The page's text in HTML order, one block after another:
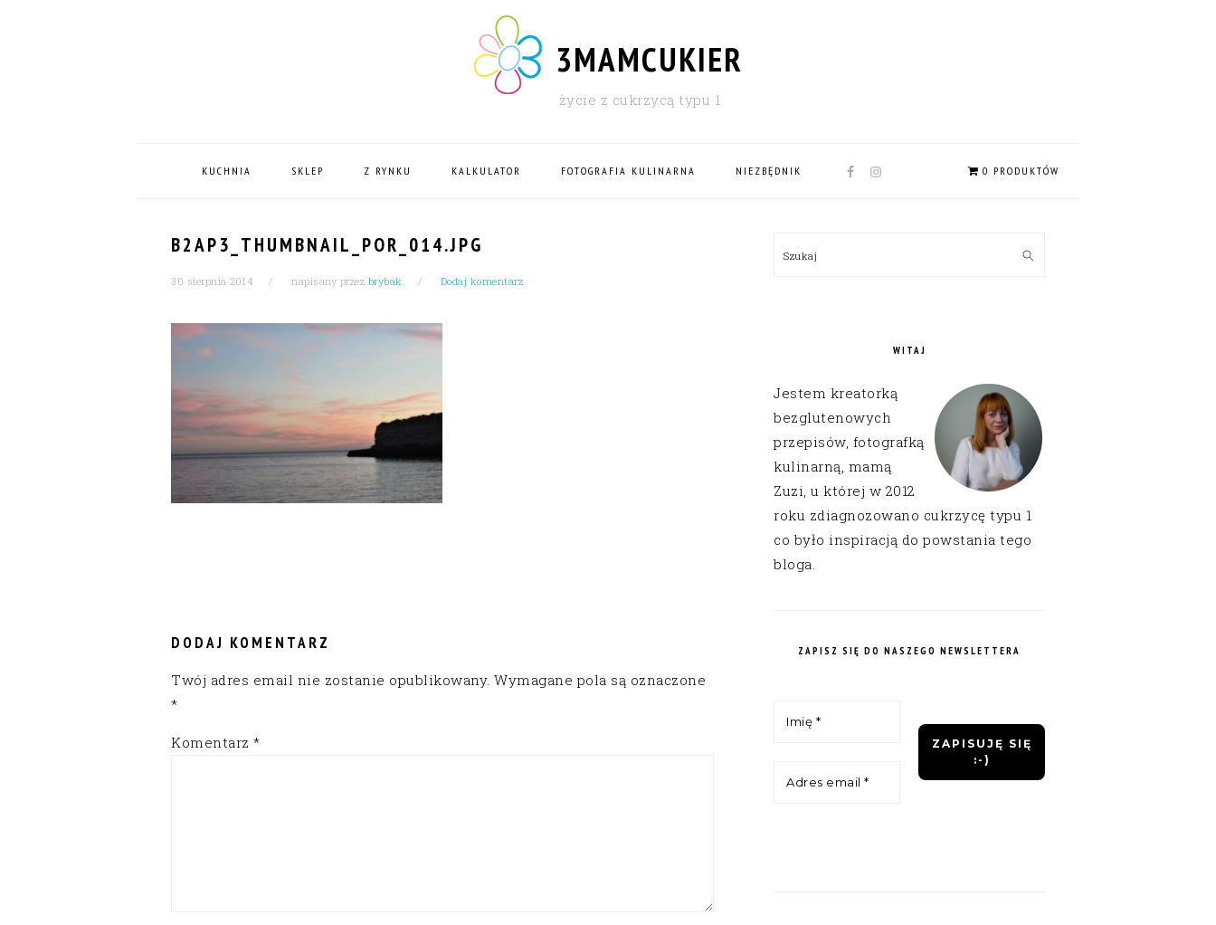
3MAMCUKIER
życie z cukrzycą typu 1
KUCHNIA SKLEP Z RYNKU KALKULATOR FOTOGRAFIA KULINARNA NIEZBĘDNIK
NAV
0 PRODUKTÓW
B2AP3_THUMBNAIL_POR_014.JPG
30 sierpnia 2014 napisany przez brybak Dodaj komentarz
DODAJ KOMENTARZ
Twój adres email nie zostanie opublikowany. Wymagane pola są oznaczone
*
Komentarz *
SIDEBAR
Szukaj
WITAJ
Jestem kreatorką
bezglutenowych
przepisów, fotografką
kulinarną, mamą
Zuzi, u której w 2012
roku zdiagnozowano cukrzycę typu 1
co było inspiracją do powstania tego
bloga.
ZAPISZ SIĘ DO NASZEGO NEWSLETTERA